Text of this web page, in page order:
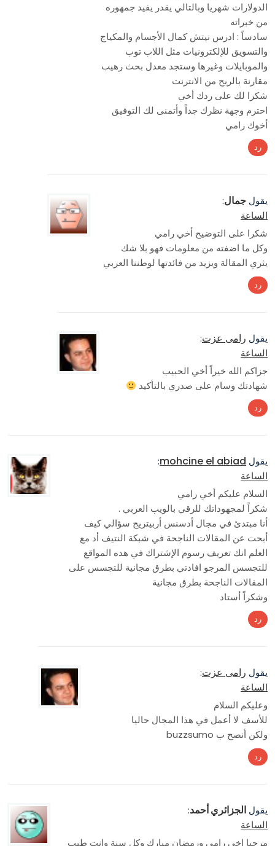
الدولارات شهريا وبالتالي يقدر يفيد جمهوره
من خبراته
سادساً : ادرس نيتش كمال الأجسام والمكياج
والتسويق للإلكترونيات مثل اللاب توب
والموبايلات وغيرها وستجد معدل بحث رهيب
مقارنة بالربح من الانترنت
شكرا لك على ردك أخي
احترم وجهة نظرك جداً وأتمنى لك التوفيق
أخوك رامي
رد
يقول جمال:
الساعة
شكرا على التوضيح أخي رامي
وكل ما اضفته من معلومات فهو بلا شك
يثري المقالة ويزيد من فائدتها لوطننا العربي
رد
يقول رامى عزت:
الساعة
جزاكم الله خيراً أخي الحبيب
شهادتك وسام على صدري بالتأكيد
رد
يقول mohcine el abiad
:
الساعة
السلام عليكم أخي رامي
شكراً لمجهوداتك للرقي بالويب العربي .
أنا مبتدئ في مجال أدسنس أربيتريج سؤالي كيف
أبحت عن المقالات الناجحة في شبكة النتيف أد مع
العلم انك تعريف رسوم الإشتراك في هده المواقع
للتجسس المرجو افادتي بطرق مجانية للتجسس على
المقالات الناجحة بطرق مجانية
وشكراً أستاد
رد
يقول رامى عزت:
الساعة
وعليكم السلام
للأسف لا أعمل في هذا المجال حاليا
ولكن أنصح ب buzzsumo
رد
يقول الجزائري أحمد:
الساعة
مرحبا اخي رامي ورمضان مبارك وكل سنة وانت طيب